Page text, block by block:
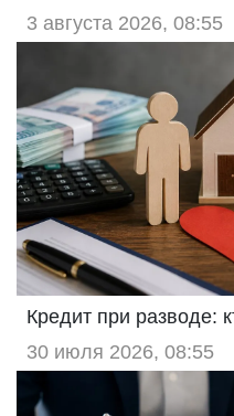
3 августа 2026, 08:55
Кредит при разводе:
30 июля 2026, 08:55